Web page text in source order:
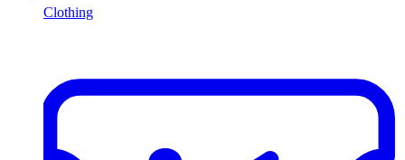
Clothing